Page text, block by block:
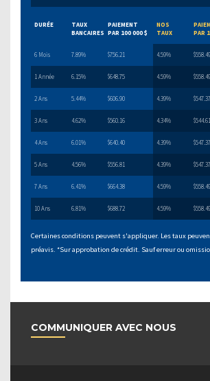
DURÉE
TAUX
BANCAIRES
PAIEMENT
PAR 100 000 $
NOS
TAUX
PAR
6 Mois 7.89% $756.21 4.59% $558.49
1 Année 6.15% $648.75 4.59% $558.49
2 Ans 5.44% $606.90 4.39% $547.37
3 Ans 4.62% $560.16 4.34% $544.61
4 Ans 6.01% $640.40 4.39% $547.37
5 Ans 4.56% $556.81 4.39% $547.37
7 Ans 6.41% $664.38 4.59% $558.49
10 Ans 6.81% $688.72 4.59% $558.49
Certaines conditions peuvent s'appliquer. Les taux
préavis. *Sur approbation de crédit. Sauf erreur ou
COMMUNIQUER AVEC NOUS